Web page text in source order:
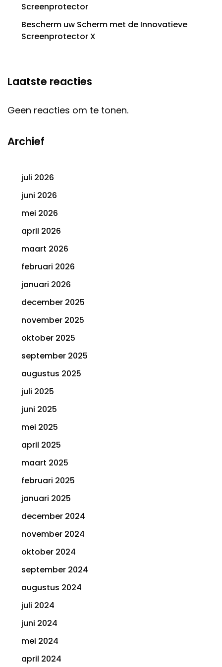
Screenprotector
Bescherm uw Scherm met de Innovatieve
Screenprotector X
Laatste reacties
Geen reacties om te tonen.
Archief
juli 2026
juni 2026
mei 2026
april 2026
maart 2026
februari 2026
januari 2026
december 2025
november 2025
oktober 2025
september 2025
augustus 2025
juli 2025
juni 2025
mei 2025
april 2025
maart 2025
februari 2025
januari 2025
december 2024
november 2024
oktober 2024
september 2024
augustus 2024
juli 2024
juni 2024
mei 2024
april 2024